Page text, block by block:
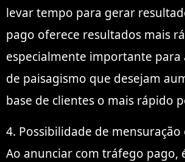
levar tempo para gerar
pago oferece resultados mais
especialmente importante para
de paisagismo que desejam
base de clientes o mais rápido
4. Possibilidade de mensuração
Ao anunciar com tráfego pago,